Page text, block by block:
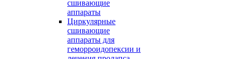
сшивающие
аппараты
Циркулярные
сшивающие
аппараты для
геморроидопексии и